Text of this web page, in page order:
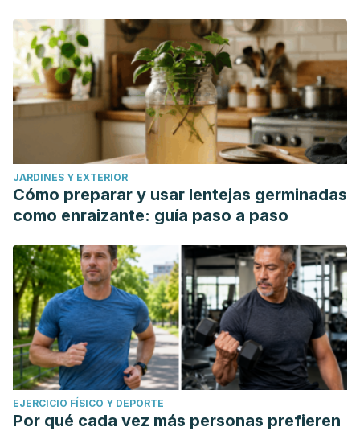
JARDINES Y EXTERIOR
Cómo preparar y usar lentejas germinadas
como enraizante: guía paso a paso
EJERCICIO FÍSICO Y DEPORTE
Por qué cada vez más personas prefieren